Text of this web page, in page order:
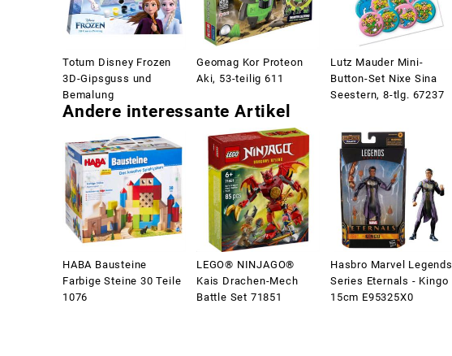
Totum Disney Frozen
3D-Gipsguss und
Bemalung
Geomag Kor Proteon
Aki, 53-teilig 611
Lutz Mauder Mini-
Button-Set Nixe Sina
Seestern, 8-tlg. 67237
Andere interessante Artikel
HABA Bausteine
Farbige Steine 30 Teile
1076
LEGO® NINJAGO®
Kais Drachen-Mech
Battle Set 71851
Hasbro Marvel Legends
Series Eternals - Kingo
15cm E95325X0